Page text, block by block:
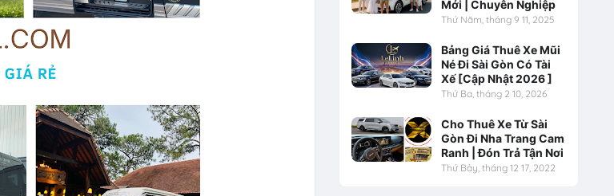
Mới | Chuyên Nghiệp
Thứ Năm, tháng 9 11, 2025
Bảng Giá Thuê Xe Mũi
Né Đi Sài Gòn Có Tài
Xế [Cập Nhật 2026 ]
Thứ Ba, tháng 2 10, 2026
Cho Thuê Xe Từ Sài
Gòn Đi Nha Trang Cam
Ranh | Đón Trả Tận Nơi
Thứ Bảy, tháng 12 17, 2022